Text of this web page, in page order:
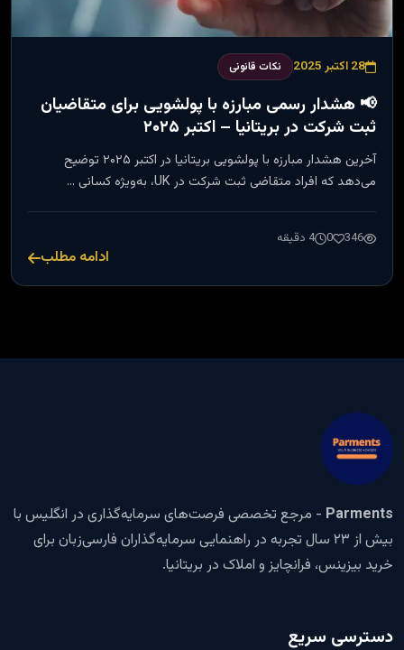
28 اکتبر 2025 نکات قانونی
📢 هشدار رسمی مبارزه با پولشویی برای متقاضیان
ثبت شرکت در بریتانیا – اکتبر ۲۰۲۵
آخرین هشدار مبارزه با پولشویی بریتانیا در اکتبر ۲۰۲۵ توضیح
می‌دهد که افراد متقاضی ثبت شرکت در UK، به‌ویژه کسانی …
346
0 4 دقیقه
ادامه مطلب
Parments - مرجع تخصصی فرصت‌های سرمایه‌گذاری در انگلیس با
بیش از ۲۳ سال تجربه در راهنمایی سرمایه‌گذاران فارسی‌زبان برای
خرید بیزینس، فرانچایز و املاک در بریتانیا.
دسترسی سریع